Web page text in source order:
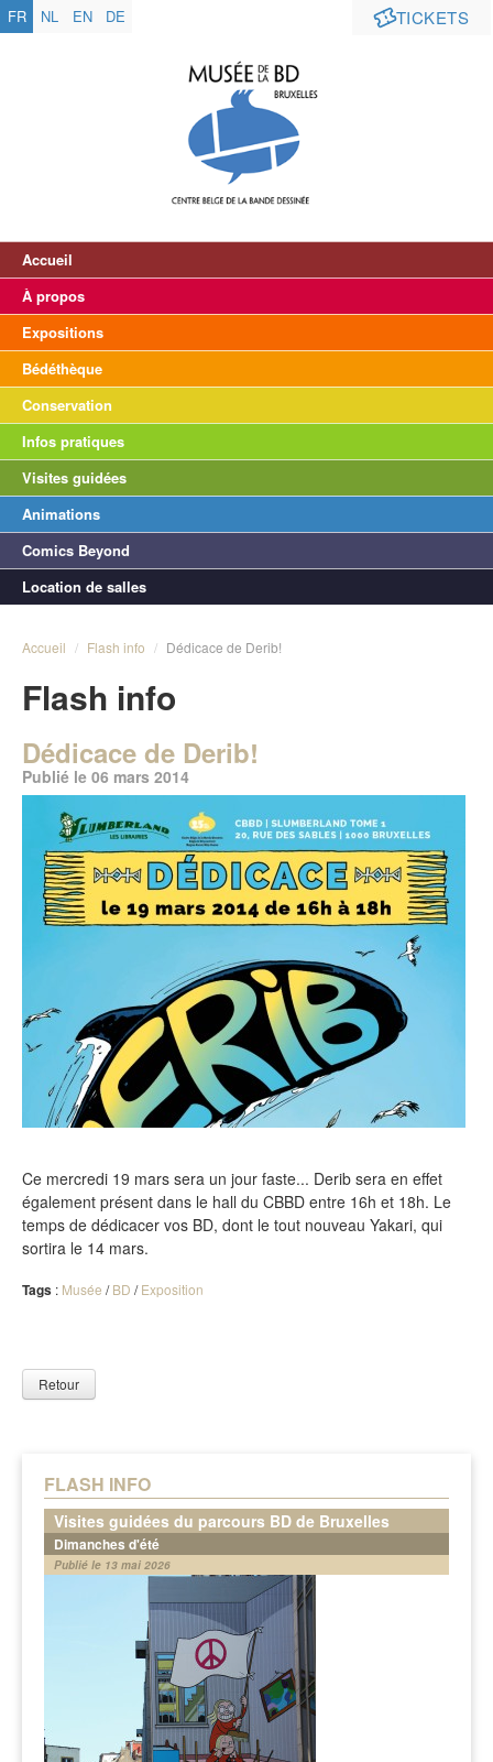
TICKETS
FR NL EN DE
Accueil
À propos
Expositions
Bédéthèque
Conservation
Infos pratiques
Visites guidées
Animations
Comics Beyond
Location de salles
FLASH INFO
Visites guidées du parcours BD de Bruxelles
Dimanches d'été
Publié le 13 mai 2026
Accueil / Flash info / Dédicace de Derib!
Flash info
Dédicace de Derib!
Publié le 06 mars 2014
Ce mercredi 19 mars sera un jour faste... Derib sera en effet
également présent dans le hall du CBBD entre 16h et 18h. Le
temps de dédicacer vos BD, dont le tout nouveau Yakari, qui
sortira le 14 mars.
Tags : Musée /BD /Exposition
Retour